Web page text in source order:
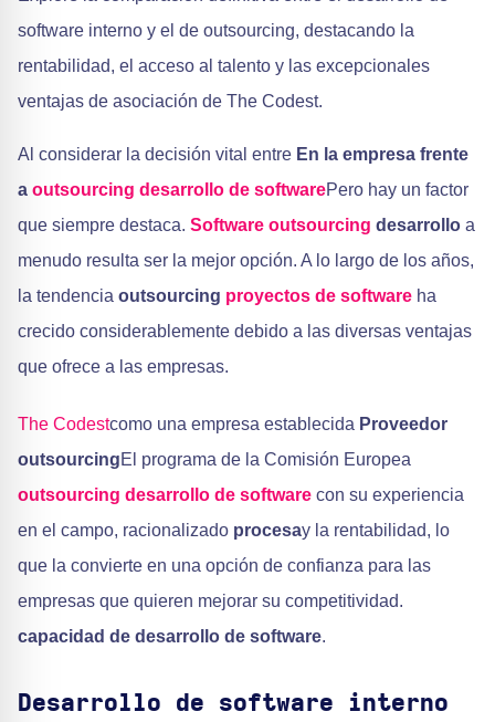
software interno y el de outsourcing, destacando la
rentabilidad, el acceso al talento y las excepcionales
ventajas de asociación de The Codest.
Al considerar la decisión vital entre En la empresa frente
a outsourcing desarrollo de softwarePero hay un factor
que siempre destaca. Software outsourcing desarrollo a
menudo resulta ser la mejor opción. A lo largo de los años,
la tendencia outsourcing proyectos de software ha
crecido considerablemente debido a las diversas ventajas
que ofrece a las empresas.
The Codestcomo una empresa establecida Proveedor
outsourcingEl programa de la Comisión Europea
outsourcing desarrollo de software con su experiencia
en el campo, racionalizado procesay la rentabilidad, lo
que la convierte en una opción de confianza para las
empresas que quieren mejorar su competitividad.
capacidad de desarrollo de software.
Desarrollo de software interno